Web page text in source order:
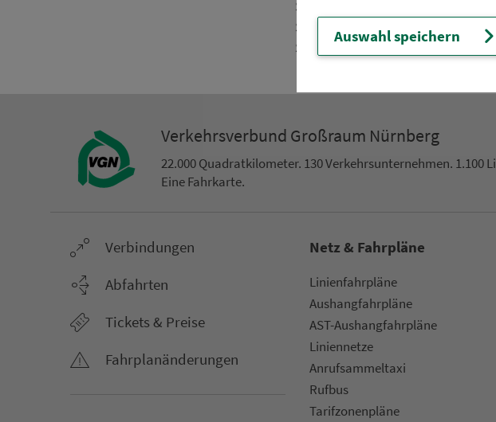
Stadt Nürn­berg
Stadt Schwabach
Stadt Stein
Ver­kehrs­ver­bund Groß­raum Nürn­berg
22.000 Qua­drat­ki­lo­me­ter. 130 Ver­kehrs­un­ter­neh­men. 1.100
Eine Fahr­kar­te.
Ver­bin­dungen
Abfahrten
Tickets & Preise
Fahr­plan­ände­rungen
Netz & Fahrpläne
Li­ni­en­fahr­plä­ne
Aus­hang­fahr­plä­ne
AST-Aus­hang­fahr­plä­ne
Li­ni­en­netze
An­ruf­sam­mel­taxi
Rufbus
Ta­rif­zo­nen­plä­ne
Auswahl speichern